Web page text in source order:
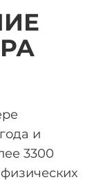
и
3300